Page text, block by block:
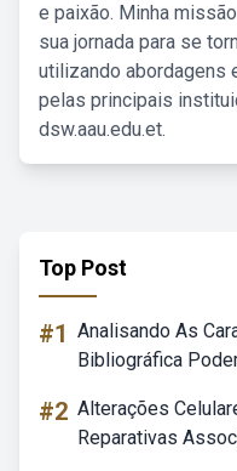
e paixão. Minha
sua jornada para se
utilizando abordagens
pelas principais
dsw.aau.edu.et.
Top Post
#1 Analisando As
Bibliográfica
#2 Alterações
Reparativas